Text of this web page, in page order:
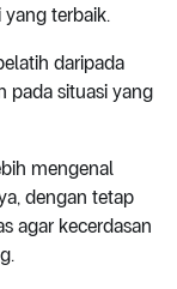
terbaik.
daripada
pada situasi yang
mengenal
dengan tetap
agar kecerdasan